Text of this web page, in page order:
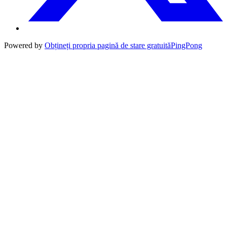
Powered by Obțineți propria pagină de stare gratuităPingPong